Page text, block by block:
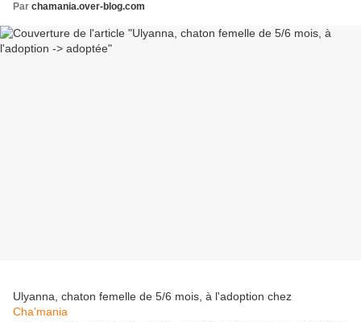
Par chamania.over-blog.com
Ulyanna, chaton femelle de 5/6 mois, à l'adoption chez
Cha'mania